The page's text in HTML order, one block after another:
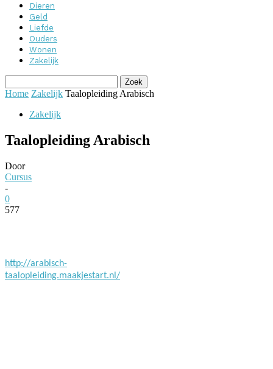
Dieren
Geld
Liefde
Ouders
Wonen
Zakelijk
Home Zakelijk Taalopleiding Arabisch
Zakelijk
Taalopleiding Arabisch
Door
Cursus
-
0
577
http://arabisch-
taalopleiding.maakjestart.nl/